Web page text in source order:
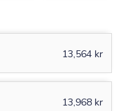
13,564 kr
13,968 kr